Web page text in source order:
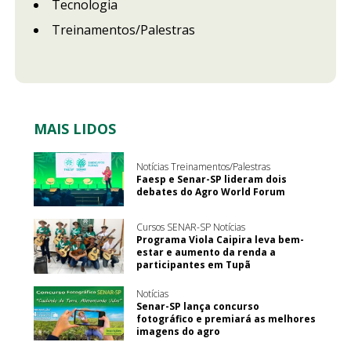
Tecnologia
Treinamentos/Palestras
MAIS LIDOS
Notícias Treinamentos/Palestras
Faesp e Senar-SP lideram dois
debates do Agro World Forum
Cursos SENAR-SP Notícias
Programa Viola Caipira leva bem-
estar e aumento da renda a
participantes em Tupã
Notícias
Senar-SP lança concurso
fotográfico e premiará as melhores
imagens do agro